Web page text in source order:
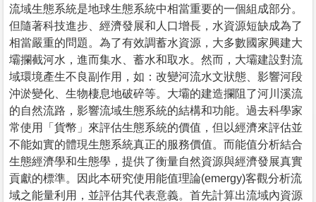
流域生態系統是地球生態系統中相當重要的一個組成部分。
但隨著科技進步、經濟發展和人口增長，水資源短缺成為了
相當嚴重的問題。為了有效調蓄水資源，大多數國家興建大
壩攔截河水，進而集水、蓄水和取水。然而，大壩建設對流
域環境產生不良副作用，如：改變河流水文狀態、影響河段
沖淤變化、生物棲息地破碎等。大壩的建造攔阻了河川溪流
的自然流路，影響流域生態系統的結構和功能。過去科學家
常使用「貨幣」來評估生態系統的價值，但以經濟來評估並
不能如實的體現生態系統真正的服務價值。而能值分析結合
生態經濟學和生態學，提供了衡量自然資源與經濟發展真實
貢獻的標準。因此本研究使用能值理論(emergy)客觀分析流
域之能量利用，並評估其代表意義。首先計算出流域內資源